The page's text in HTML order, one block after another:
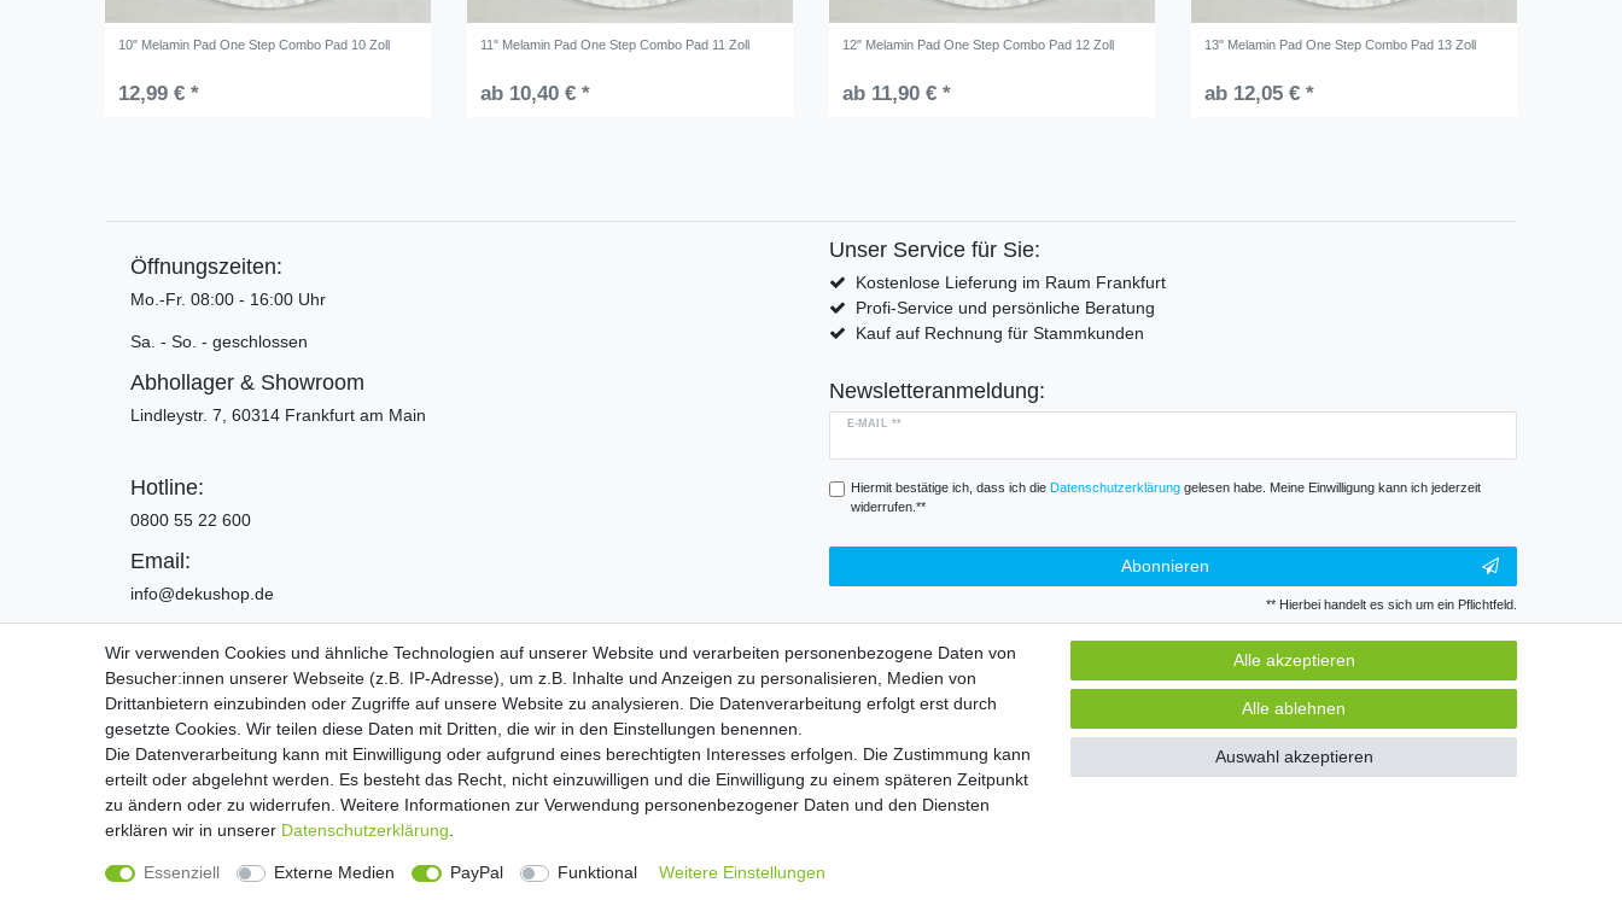
10" Melamin Pad One Step Combo Pad 10 Zoll
12,99 € *
11" Melamin Pad One Step Combo Pad 11 Zoll
ab 10,40 € *
12" Melamin Pad One Step Combo Pad 12 Zoll
ab 11,90 € *
13" Melamin Pad One Step Combo Pad 13 Zoll
ab 12,05 € *
Öffnungszeiten:
Mo.-Fr. 08:00 - 16:00 Uhr
Sa. - So. - geschlossen
Abhollager & Showroom
Lindleystr. 7, 60314 Frankfurt am Main
Hotline:
0800 55 22 600
Email:
info@dekushop.de
Unser Service für Sie:
Kostenlose Lieferung im Raum Frankfurt
Profi-Service und persönliche Beratung
Kauf auf Rechnung für Stammkunden
Newsletteranmeldung:
E-MAIL **
Hiermit bestätige ich, dass ich die Daten­schutz­erklärunggelesen habe. Meine Einwilligung kann ich jederzeit
widerrufen.**
Abonnieren
** Hierbei handelt es sich um ein Pflichtfeld.
Widerrufs­recht Widerrufs­formular Impressum Daten­schutz­erklärung AGB Kontakt
Wir verwenden Cookies und ähnliche Technologien auf unserer Website und verarbeiten personenbezogene Daten von
Besucher:innen unserer Webseite (z.B. IP-Adresse), um z.B. Inhalte und Anzeigen zu personalisieren, Medien von
Drittanbietern einzubinden oder Zugriffe auf unsere Website zu analysieren. Die Datenverarbeitung erfolgt erst durch
gesetzte Cookies. Wir teilen diese Daten mit Dritten, die wir in den Einstellungen benennen.
Die Datenverarbeitung kann mit Einwilligung oder aufgrund eines berechtigten Interesses erfolgen. Die Zustimmung kann
erteilt oder abgelehnt werden. Es besteht das Recht, nicht einzuwilligen und die Einwilligung zu einem späteren Zeitpunkt
zu ändern oder zu widerrufen. Weitere Informationen zur Verwendung personenbezogener Daten und den Diensten
erklären wir in unserer Daten­schutz­erklärung
Essenziell Externe Medien PayPal Funktional Weitere Einstellungen
Alle akzeptieren
Alle ablehnen
Auswahl akzeptieren
Copyright 2016 | Dekushop.de | Alle Rechte vorbehalten. | Angebote gelten nur für Industrie, Handel, Handwerk und Gewerbe. Preise zzgl. gesetzl. Mwst.